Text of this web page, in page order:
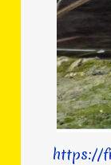
https://